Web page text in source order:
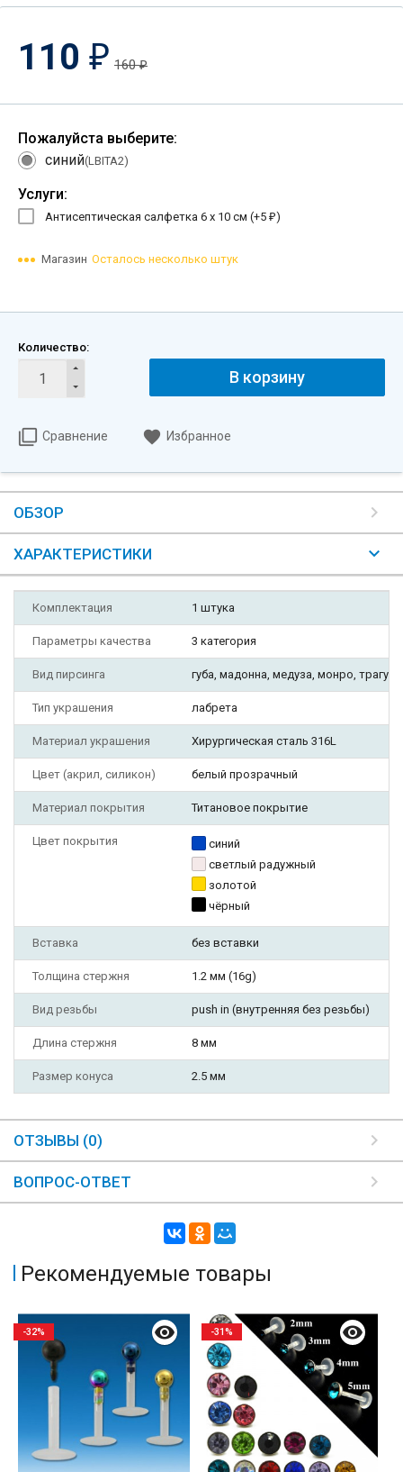
110 ₽ 160₽
Пожалуйста выберите:
синий(LBITA2)
Услуги:
Антисептическая салфетка 6 х 10 см (+5 ₽)
Магазин Осталось несколько штук
Количество:
В корзину
Сравнение Избранное
ОБЗОР
ХАРАКТЕРИСТИКИ
Комплектация 1 штука
Параметры качества 3 категория
Вид пирсинга губа, мадонна, медуза, монро, трагус,
Тип украшения лабрета
Материал украшения Хирургическая сталь 316L
Цвет (акрил, силикон) белый прозрачный
Материал покрытия Титановое покрытие
Цвет покрытия
синий
светлый радужный
золотой
чёрный
Вставка без вставки
Толщина стержня 1.2 мм (16g)
Вид резьбы push in (внутренняя без резьбы)
Длина стержня 8 мм
Размер конуса 2.5 мм
ОТЗЫВЫ (0)
ВОПРОС-ОТВЕТ
Рекомендуемые товары
-32% -31%